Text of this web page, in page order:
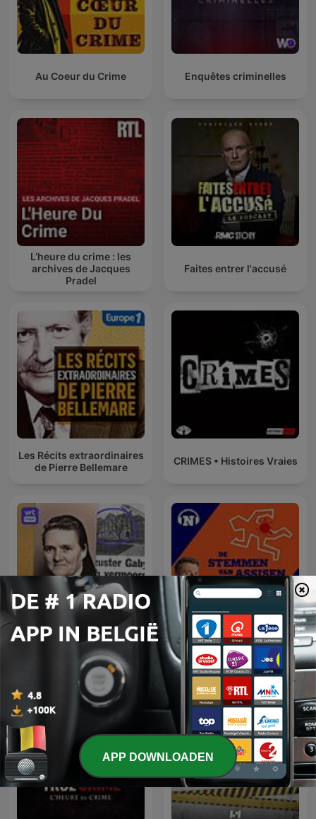
Au Coeur du Crime Enquêtes criminelles
L’heure du crime : les
archives de Jacques
Pradel
Faites entrer l'accusé
Les Récits extraordinaires
de Pierre Bellemare
CRIMES • Histoires Vraies
Waar is zuster Gabrielle? De Stemmen van Assisen
APP DOWNLOADEN